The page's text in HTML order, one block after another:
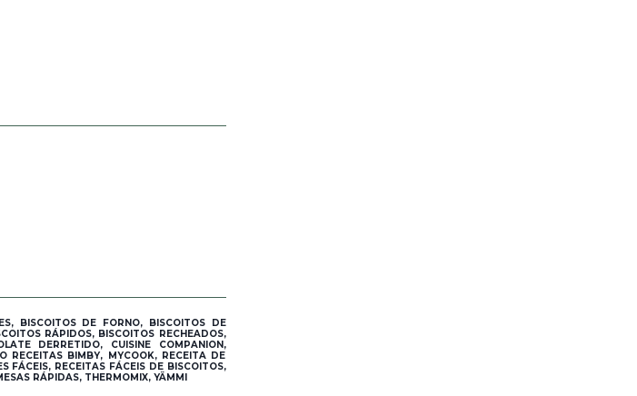
BISCOITOS DE FORNO, BISCOITOS DE
RÁPIDOS, BISCOITOS RECHEADOS,
DERRETIDO, CUISINE COMPANION,
RECEITAS BIMBY, MYCOOK, RECEITA DE
FÁCEIS, RECEITAS FÁCEIS DE BISCOITOS,
RÁPIDAS, THERMOMIX, YÄMMI